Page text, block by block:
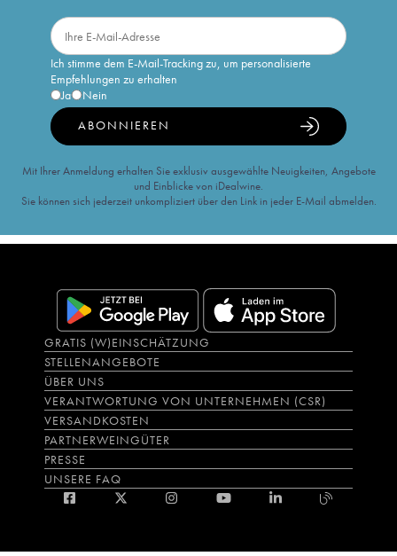
Ich stimme dem E-Mail-Tracking zu, um personalisierte
Empfehlungen zu erhalten
Ja
Nein
ABONNIEREN
Mit Ihrer Anmeldung erhalten Sie exklusiv ausgewählte Neuigkeiten, Angebote
und Einblicke von iDealwine.
Sie können sich jederzeit unkompliziert über den Link in jeder E-Mail abmelden.
GRATIS (W)EINSCHÄTZUNG
STELLENANGEBOTE
ÜBER UNS
VERANTWORTUNG VON UNTERNEHMEN (CSR)
VERSANDKOSTEN
PARTNERWEINGÜTER
PRESSE
UNSERE FAQ